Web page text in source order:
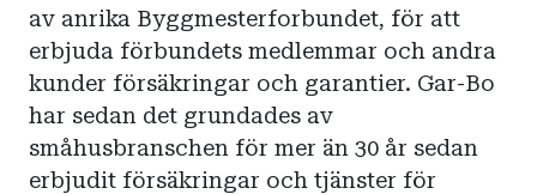
av anrika Byggmesterforbundet, för att
erbjuda förbundets medlemmar och andra
kunder försäkringar och garantier. Gar-Bo
har sedan det grundades av
småhusbranschen för mer än 30 år sedan
erbjudit försäkringar och tjänster för